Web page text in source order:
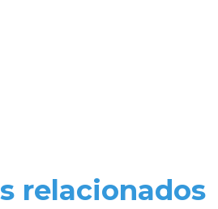
relacionados